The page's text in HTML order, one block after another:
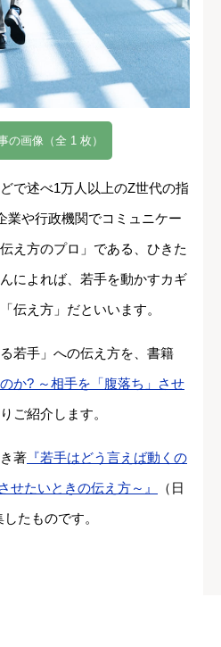
の画像（全 1 枚）
で述べ1万人以上のZ世代の指
業や行政機関でコミュニケー
え方のプロ」である、ひきた
によれば、若手を動かすカギ
伝え方」だといいます。
若手」への伝え方を、書籍
か? ～相手を「腹落ち」させ
ご紹介します。
著 『若手はどう言えば動くの
せたいときの伝え方～』
（日
たものです。